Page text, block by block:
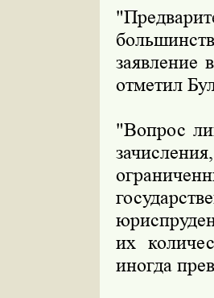
заявление
отметил
"Вопрос
их
иногда